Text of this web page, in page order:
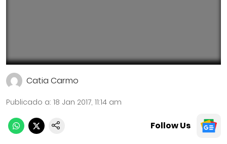
Catia Carmo
Publicado a: 18 Jan 2017, 11:14 am
Follow Us